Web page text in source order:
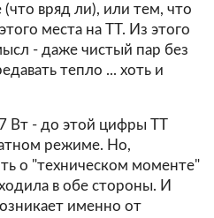
(что вряд ли), или тем, что
места на ТТ. Из этого
- даже чистый пар без
тепло ... хоть и
Вт - до этой цифры ТТ
режиме. Но,
о "техническом моменте"
в обе стороны. И
именно от